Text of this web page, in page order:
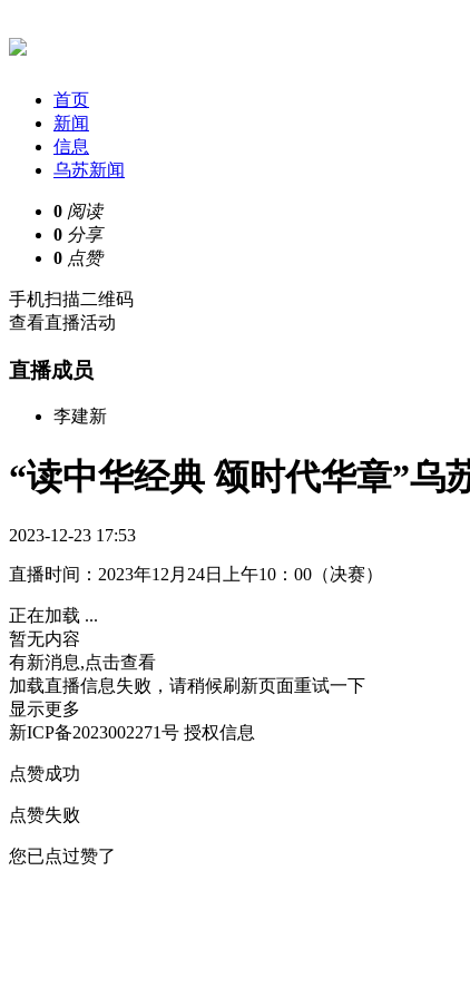
首页
新闻
信息
乌苏新闻
0 阅读
0 分享
0 点赞
手机扫描二维码
查看直播活动
直播成员
李建新
“读中华经典 颂时代华章”乌
2023-12-23 17:53
直播时间：2023年12月24日上午10：00（决赛）
正在加载 ...
暂无内容
有新消息,点击查看
加载直播信息失败，请稍候刷新页面重试一下
显示更多
新ICP备2023002271号 授权信息
点赞成功
点赞失败
您已点过赞了